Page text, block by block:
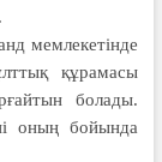
мемлекетінде
құрамасы
болады.
оның бойында